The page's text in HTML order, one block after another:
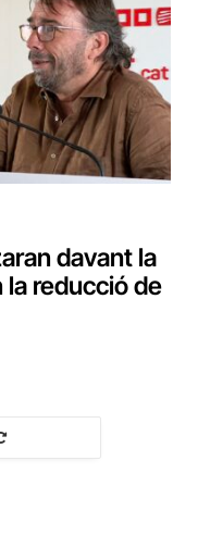
davant la
reducció de